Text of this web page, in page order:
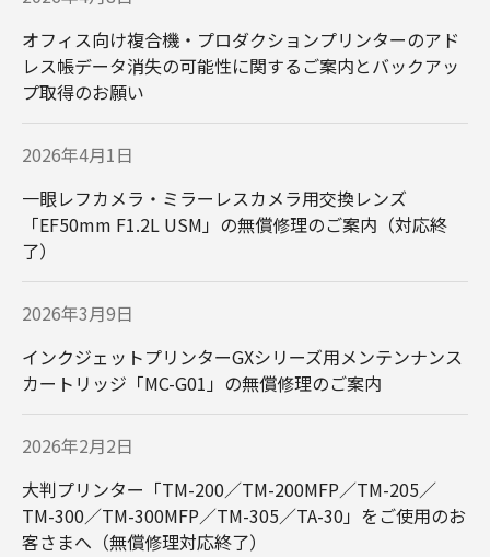
ラベルプリンター
ケーブル／プレート
プロダクション複合
bizform online
ライト＆スピーカー
オフィス向け複合機・プロダクションプリンターのアド
レス帳データ消失の可能性に関するご案内とバックアッ
プ取得のお願い
2026年4月1日
一眼レフカメラ・ミラーレスカメラ用交換レンズ
「EF50mm F1.2L USM」の無償修理のご案内（対応終
了）
2026年3月9日
インクジェットプリンターGXシリーズ用メンテンナンス
カートリッジ「MC-G01」の無償修理のご案内
2026年2月2日
大判プリンター「TM-200／TM-200MFP／TM-205／
TM-300／TM-300MFP／TM-305／TA-30」をご使用のお
客さまへ（無償修理対応終了）